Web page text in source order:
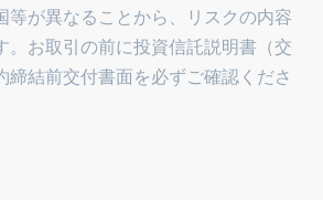
等が異なることから、リスクの内容
。お取引の前に投資信託説明書（交
締結前交付書面を必ずご確認くださ